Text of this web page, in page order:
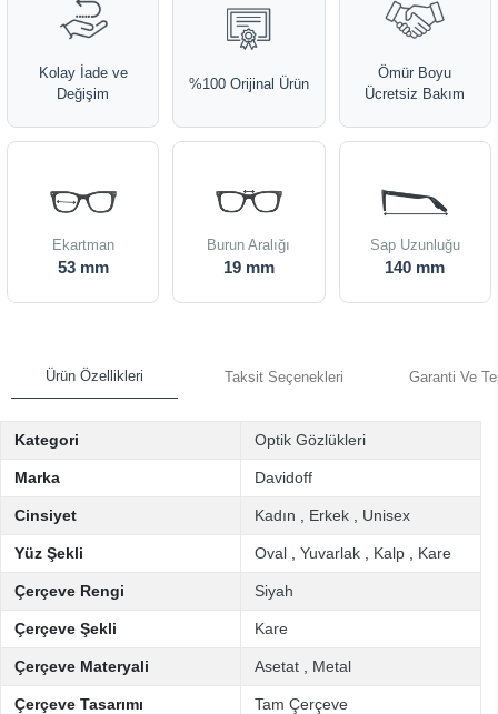
Kolay İade ve
Değişim
%100 Orijinal Ürün
Ömür Boyu
Ücretsiz Bakım
Ekartman
53 mm
Burun Aralığı
19 mm
Sap Uzunluğu
140 mm
Ürün Özellikleri Taksit Seçenekleri Garanti Ve
Kategori Optik Gözlükleri
Marka Davidoff
Cinsiyet Kadın Erkek Unisex
Yüz Şekli Oval Yuvarlak Kalp Kare
Çerçeve Rengi Siyah
Çerçeve Şekli Kare
Çerçeve Materyali Asetat Metal
Çerçeve Tasarımı Tam Çerçeve